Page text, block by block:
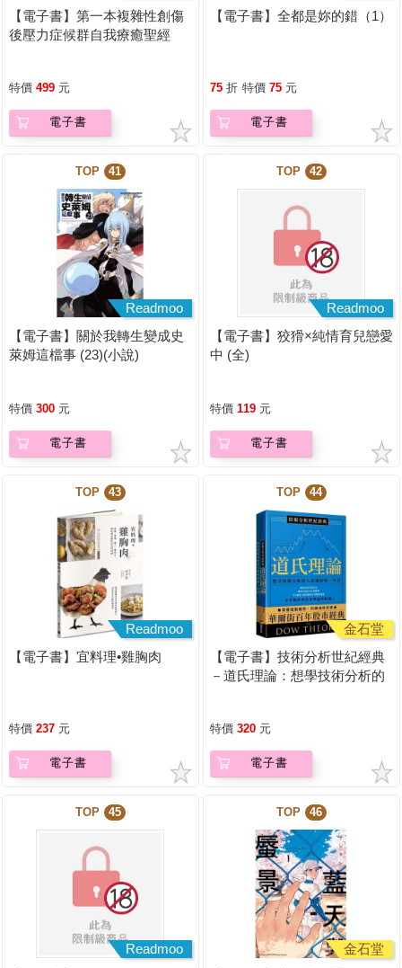
【電子書】第一本複雜性創傷
後壓力症候群自我療癒聖經
特價 499 元
電子書
【電子書】全都是妳的錯（1）
75 折 特價 75 元
電子書
TOP 41
Readmoo
【電子書】關於我轉生變成史
萊姆這檔事 (23)(小說)
特價 300 元
電子書
TOP 42
Readmoo
【電子書】狡猾×純情育兒戀愛
中 (全)
特價 119 元
電子書
TOP 43
Readmoo
【電子書】宜料理•雞胸肉
特價 237 元
電子書
TOP 44
金石堂
【電子書】技術分析世紀經典
－道氏理論：想學技術分析的
特價 320 元
電子書
TOP 45
Readmoo
TOP 46
金石堂